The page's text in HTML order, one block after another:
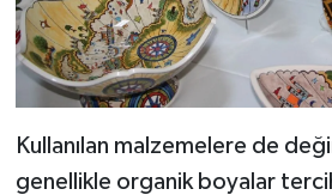
Kullanılan malzemelere de
genellikle organik boyalar